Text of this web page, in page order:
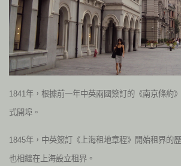
1841年，根據前一年中英兩國簽訂的《南京條約
式開埠。
1845年，中英簽訂《上海租地章程》開始租界的
也相繼在上海設立租界。